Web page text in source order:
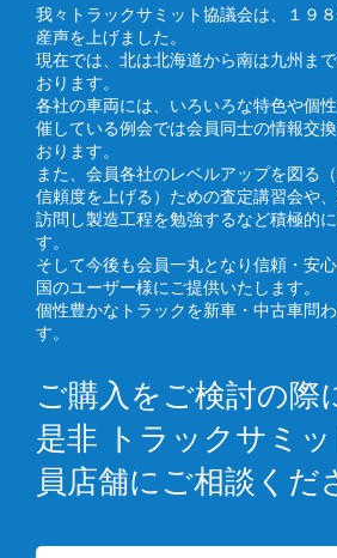
我々トラックサミット協議会は、１９
産声を上げました。
現在では、北は北海道から南は九州ま
おります。
各社の車両には、いろいろな特色や個
催している例会では会員同士の情報交
おります。
また、会員各社のレベルアップを図る
信頼度を上げる）ための査定講習会や
訪問し製造工程を勉強するなど積極的
す。
そして今後も会員一丸となり信頼・安
国のユーザー様にご提供いたします。
個性豊かなトラックを新車・中古車問
す。
ご購入をご検討の際
是非 トラックサミ
員店舗にご相談くだ